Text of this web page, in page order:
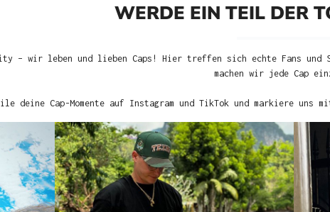
WERDE EIN TEIL DER
– wir leben und lieben Caps! Hier treffen sich echte Fans
machen wir jede Cap
deine Cap-Momente auf Instagram und TikTok und markiere